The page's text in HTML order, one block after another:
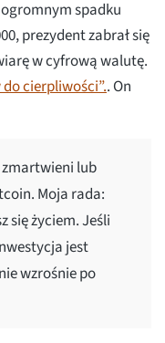
spadku
prezydent zabrał się
w cyfrową walutę.
cierpliwości”.. On
zmartwieni lub
Moja rada:
się życiem. Jeśli
jest
wzrośnie po